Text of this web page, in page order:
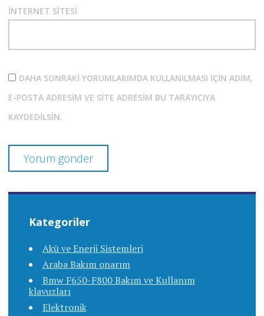
İNTERNET SITESI
DAHA SONRAKI YORUMLARIMDA KULLANILMASI IÇIN ADIM,
E-POSTA ADRESIM VE SITE ADRESIM BU TARAYICIYA
KAYDEDILSIN.
Kategoriler
Akü ve Enerji Sistemleri
Araba Bakım onarım
Bmw F650-F800 Bakım ve Kullanım
klavuzları
Elektronik